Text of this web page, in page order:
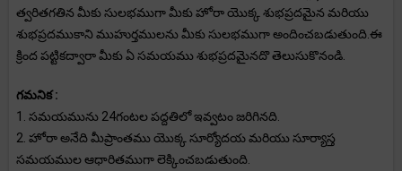
త్వరితగతిన మీకు సులభముగా మీకు హోరా యొక్క శుభప్రదమైన మరియు
శుభప్రదముకాని ముహుర్తములను మీకు సులభముగా అందించబడుతుంది.ఈ
క్రింద పట్టికద్వారా మీకు ఏ సమయము శుభప్రదమైనదొ తెలుసుకొనండి.
గమనిక :
1. సమయమును 24గంటల పద్దతిలో ఇవ్వటం జరిగినది.
2. హోరా అనేది మీప్రాంతము యొక్క సూర్యోదయ మరియు సూర్యాస్త
సమయముల ఆధారితముగా లెక్కించబడుతుంది.